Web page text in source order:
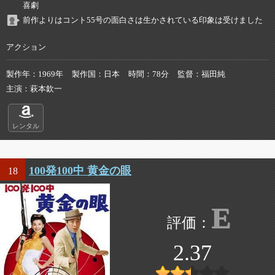
喜劇
前作よりはコント55号の面白さは生かされている印象は受けました
アクション
製作年 1969年 製作国 日本 時間 78分 監督
福田純
主演
萩本欽一
レンタル
18 100発100中 黄金の眼
E
2.37